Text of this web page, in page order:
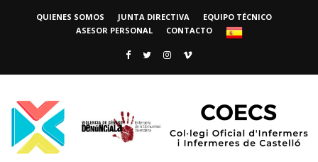
QUIENES SOMOS JUNTA DIRECTIVA
EQUIPO TÉCNICO
ASESOR PERSONAL
CONTACTO